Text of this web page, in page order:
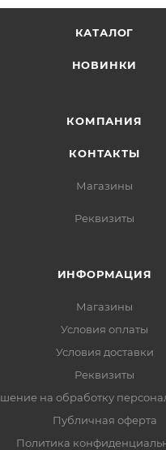
КАТАЛОГ
НОВИНКИ
КОМПАНИЯ
КОНТАКТЫ
Магазины
Реквизиты
ИНФОРМАЦИЯ
Магазины
Условия оплаты
Условия доставки
Реквизиты
на обработку
Публичная оферта
Политика